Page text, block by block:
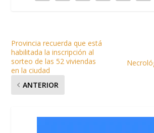
Provincia recuerda que está
habilitada la inscripción al
sorteo de las 52 viviendas
en la ciudad
ANTERIOR